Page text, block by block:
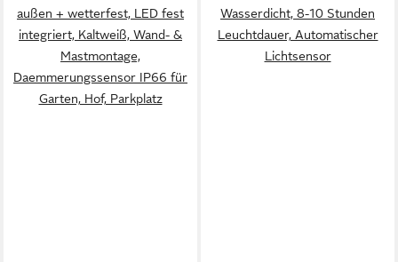
außen + wetterfest, LED fest
integriert, Kaltweiß, Wand- &
Mastmontage,
Daemmerungssensor IP66 für
Garten, Hof, Parkplatz
Wasserdicht, 8-10 Stunden
Leuchtdauer, Automatischer
Lichtsensor